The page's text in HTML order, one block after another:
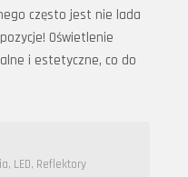
często jest nie lada
Oświetlenie
i estetyczne, co do
, LED, Reflektory